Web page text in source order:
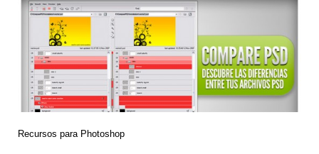
Recursos para Photoshop